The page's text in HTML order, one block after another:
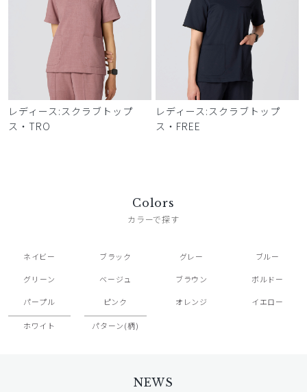
レディース:スクラブトップ
ス・TRO
レディース:スクラブトップ
ス・FREE
Colors
カラーで探す
ネイビー ブラック グレー ブルー
グリーン ベージュ ブラウン ボルドー
パープル ピンク オレンジ イエロー
ホワイト パターン(柄)
NEWS